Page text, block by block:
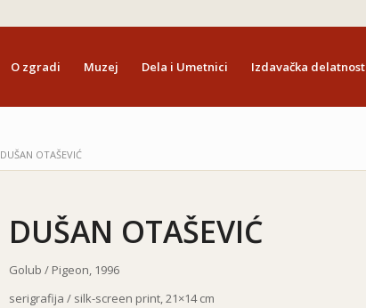
O zgradi Muzej Dela i Umetnici Izdavačka delatnost
DUŠAN OTAŠEVIĆ
DUŠAN OTAŠEVIĆ
Golub / Pigeon, 1996
serigrafija / silk-screen print, 21×14 cm